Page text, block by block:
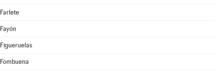
Farlete
Fayón
Figueruelas
Fombuena